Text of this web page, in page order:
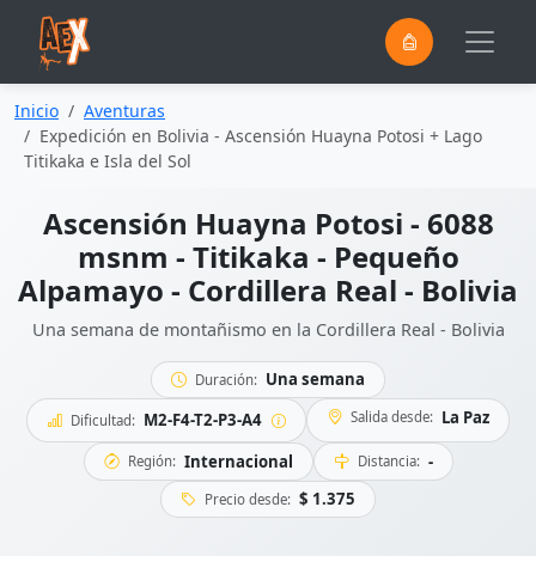
Inicio
Aventuras
Expedición en Bolivia - Ascensión Huayna Potosi + Lago
Titikaka e Isla del Sol
Ascensión Huayna Potosi - 6088
msnm - Titikaka - Pequeño
Alpamayo - Cordillera Real - Bolivia
Una semana de montañismo en la Cordillera Real - Bolivia
Duración: Una semana
Dificultad: M2-F4-T2-P3-A4 Salida desde: La Paz
Región: Internacional Distancia: -
Precio desde: $ 1.375